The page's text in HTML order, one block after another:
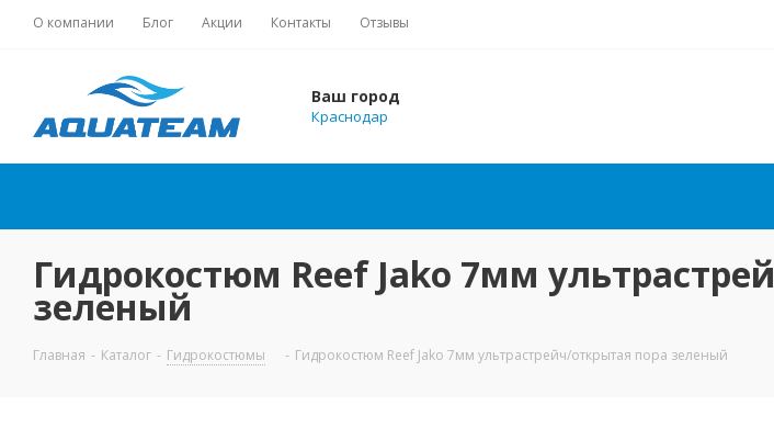
О компании Блог Акции Контакты Отзывы
Ваш город
Краснодар
Гидрокостюм Reef Jako 7мм
зеленый
Главная - Каталог - Гидрокостюмы - Гидрокостюм Reef Jako 7мм ультрастрейч/открытая пора зеленый